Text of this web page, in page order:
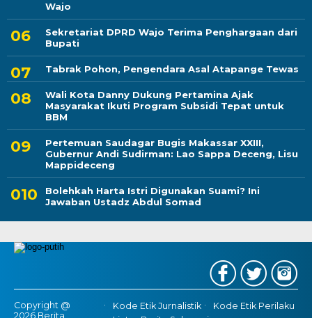
Wajo
Sekretariat DPRD Wajo Terima Penghargaan dari
Bupati
Tabrak Pohon, Pengendara Asal Atapange Tewas
Wali Kota Danny Dukung Pertamina Ajak
Masyarakat Ikuti Program Subsidi Tepat untuk
BBM
Pertemuan Saudagar Bugis Makassar XXIII,
Gubernur Andi Sudirman: Lao Sappa Deceng, Lisu
Mappideceng
Bolehkah Harta Istri Digunakan Suami? Ini
Jawaban Ustadz Abdul Somad
Copyright @
2026 Berita
Kode Etik Jurnalistik
Kode Etik Perilaku